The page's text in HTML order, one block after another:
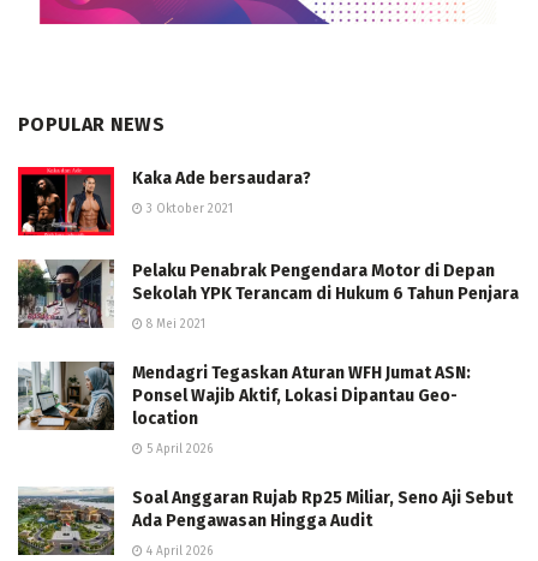
POPULAR NEWS
Kaka Ade bersaudara?
3 Oktober 2021
Pelaku Penabrak Pengendara Motor di Depan
Sekolah YPK Terancam di Hukum 6 Tahun Penjara
8 Mei 2021
Mendagri Tegaskan Aturan WFH Jumat ASN:
Ponsel Wajib Aktif, Lokasi Dipantau Geo-
location
5 April 2026
Soal Anggaran Rujab Rp25 Miliar, Seno Aji Sebut
Ada Pengawasan Hingga Audit
4 April 2026